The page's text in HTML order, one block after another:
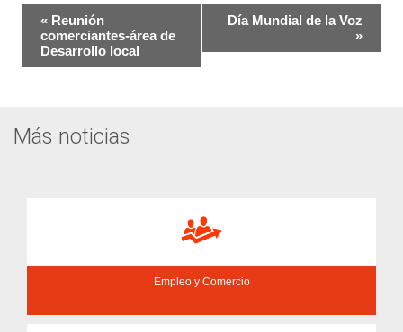
Navegación
del
Evento
« Reunión
comerciantes-área de
Desarrollo local
Día Mundial de la Voz
»
Más noticias
Empleo y Comercio